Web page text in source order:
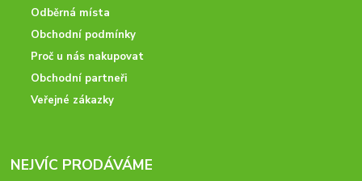
Odběrná místa
Obchodní podmínky
Proč u nás nakupovat
Obchodní partneři
Veřejné zákazky
NEJVÍC PRODÁVÁME